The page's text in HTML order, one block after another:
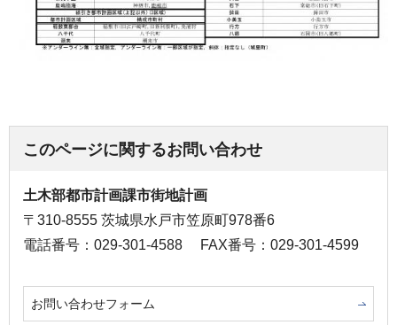
このページに関するお問い合わせ
土木部都市計画課市街地計画
〒310-8555 茨城県水戸市笠原町978番6
電話番号：029-301-4588
FAX番号：029-301-4599
お問い合わせフォーム